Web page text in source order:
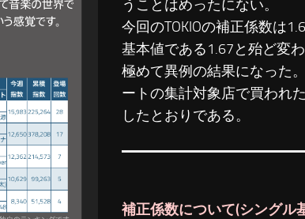
うことはめったにない。
今回のTOKIOの補正係数は
基本値である1.67と殆ど変
極めて異例の結果になった
ートの集計対象店で買われ
したとおりである。
補正係数について(シングル